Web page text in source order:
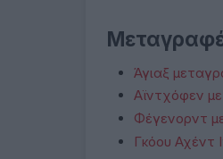
Άγιαξ
Αϊντχόφεν
Φέγενορντ
Γκόου Αχέντ